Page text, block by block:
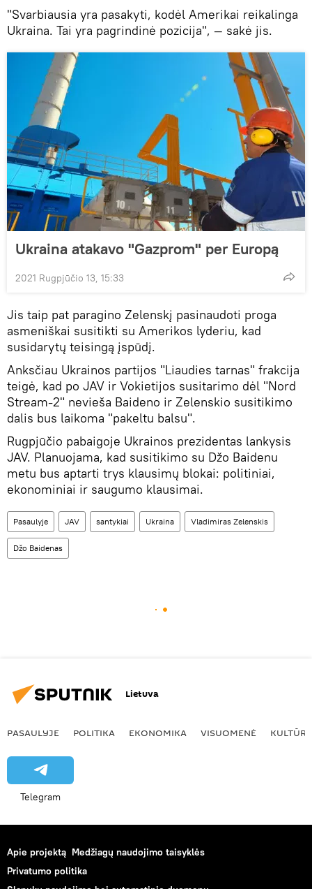
"Svarbiausia yra pasakyti, kodėl Amerikai reikalinga
Ukraina. Tai yra pagrindinė pozicija", — sakė jis.
Ukraina atakavo "Gazprom" per Europą
2021 Rugpjūčio 13, 15:33
Jis taip pat paragino Zelenskį pasinaudoti proga
asmeniškai susitikti su Amerikos lyderiu, kad
susidarytų teisingą įspūdį.
Anksčiau Ukrainos partijos "Liaudies tarnas" frakcija
teigė, kad po JAV ir Vokietijos susitarimo dėl "Nord
Stream-2" nevieša Baideno ir Zelenskio susitikimo
dalis bus laikoma "pakeltu balsu".
Rugpjūčio pabaigoje Ukrainos prezidentas lankysis
JAV. Planuojama, kad susitikimo su Džo Baidenu
metu bus aptarti trys klausimų blokai: politiniai,
ekonominiai ir saugumo klausimai.
Pasaulyje JAV santykiai Ukraina Vladimiras Zelenskis
Džo Baidenas
Lietuva
PASAULYJE POLITIKA EKONOMIKA VISUOMENĖ KULTŪRA
Telegram
Apie projektą Medžiagų naudojimo taisyklės
Privatumo politika